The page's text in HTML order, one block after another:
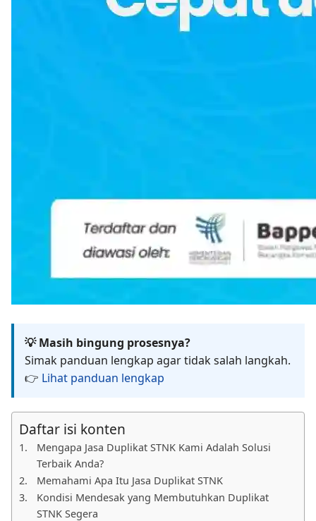
💡 Masih bingung prosesnya?
Simak panduan lengkap agar tidak salah langkah.
👉 Lihat panduan lengkap
Daftar isi konten
Mengapa Jasa Duplikat STNK Kami Adalah Solusi
Terbaik Anda?
Memahami Apa Itu Jasa Duplikat STNK
Kondisi Mendesak yang Membutuhkan Duplikat
STNK Segera